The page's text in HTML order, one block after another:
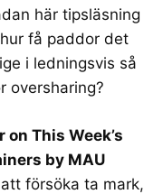
här tipsläsning
få paddor det
i ledningsvis så
oversharing?
on This Week’s
by MAU
försöka ta mark,